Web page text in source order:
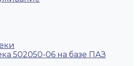
502050-06 на базе ПАЗ